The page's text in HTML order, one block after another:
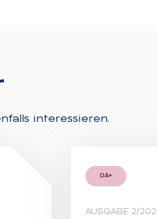
interessieren.
DA+
AUSGABE 2/